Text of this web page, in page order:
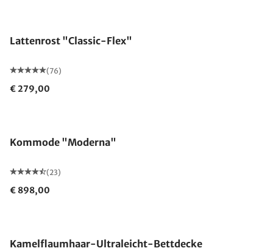
Lattenrost "Classic-Flex"
(76)
€ 279,00
Kommode "Moderna"
(23)
€ 898,00
Kamelflaumhaar-Ultraleicht-Bettdecke